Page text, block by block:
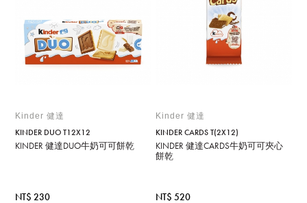
Kinder 健達
KINDER DUO T12X12
KINDER 健達DUO牛奶可可餅乾
NT$ 230
Kinder 健達
KINDER CARDS T(2X12)
KINDER 健達CARDS牛奶可可夾心
餅乾
NT$ 520